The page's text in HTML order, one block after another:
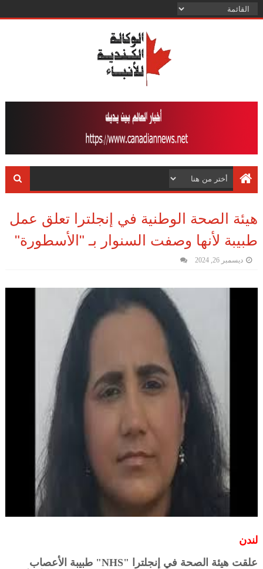
هيئة الصحة الوطنية في إنجلترا تعلق عمل
طبيبة لأنها وصفت السنوار بـ "الأسطورة"
ديسمبر 26, 2024
لندن
علقت هيئة الصحة في إنجلترا "NHS" طبيبة الأعصاب